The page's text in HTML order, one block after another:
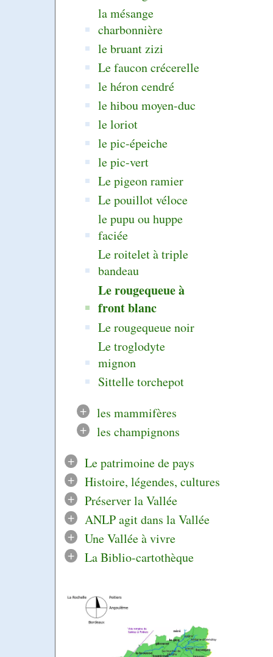
la mésange
charbonnière
le bruant zizi
Le faucon crécerelle
le héron cendré
le hibou moyen-duc
le loriot
le pic-épeiche
le pic-vert
Le pigeon ramier
Le pouillot véloce
le pupu ou huppe
faciée
Le roitelet à triple
bandeau
Le rougequeue à
front blanc
Le rougequeue noir
Le troglodyte
mignon
Sittelle torchepot
+
les mammifères
+
les champignons
+
Le patrimoine de pays
+
Histoire, légendes, cultures
+
Préserver la Vallée
+
ANLP agit dans la Vallée
+
Une Vallée à vivre
+
La Biblio-cartothèque